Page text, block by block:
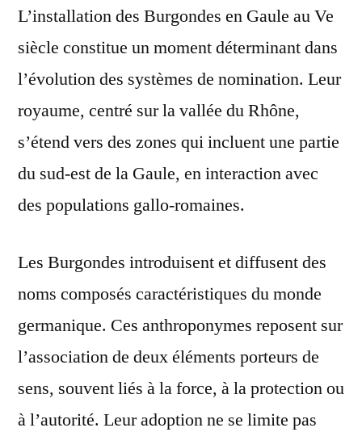
L’installation des Burgondes en Gaule au Ve
siècle constitue un moment déterminant dans
l’évolution des systèmes de nomination. Leur
royaume, centré sur la vallée du Rhône,
s’étend vers des zones qui incluent une partie
du sud-est de la Gaule, en interaction avec
des populations gallo-romaines.
Les Burgondes introduisent et diffusent des
noms composés caractéristiques du monde
germanique. Ces anthroponymes reposent sur
l’association de deux éléments porteurs de
sens, souvent liés à la force, à la protection ou
à l’autorité. Leur adoption ne se limite pas